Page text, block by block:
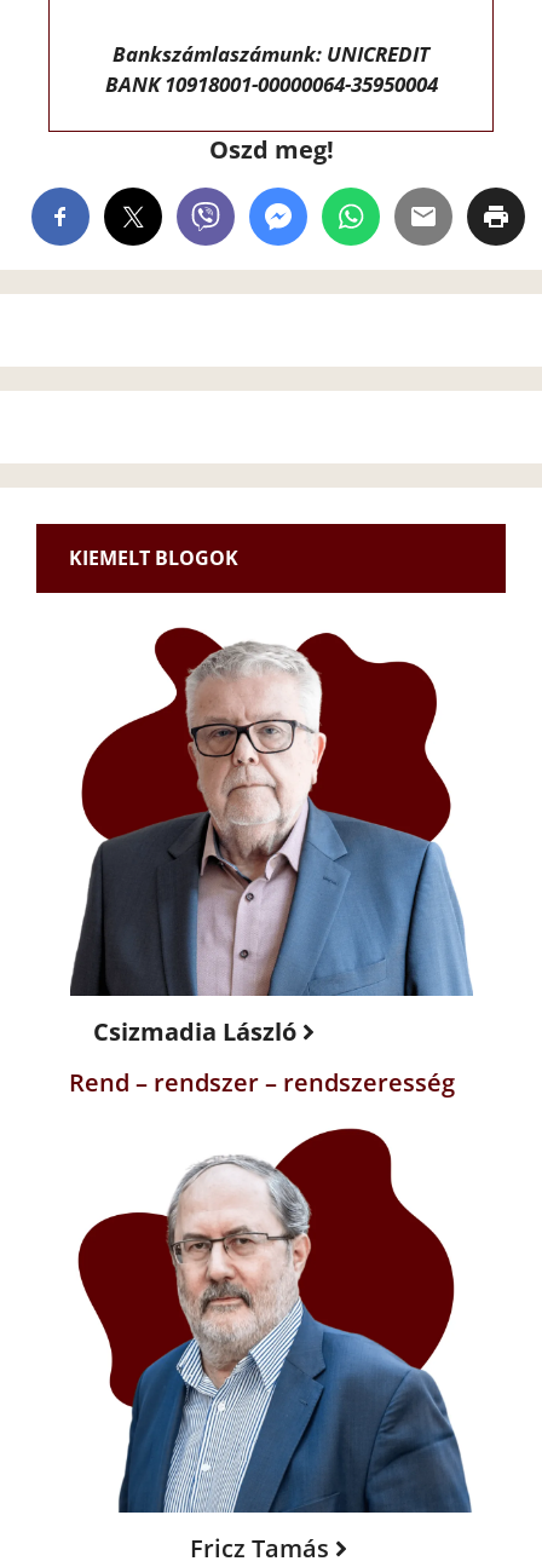
Bankszámlaszámunk: UNICREDIT
BANK 10918001-00000064-35950004
Oszd meg!
KIEMELT BLOGOK
Csizmadia László
Rend – rendszer – rendszeresség
Fricz Tamás